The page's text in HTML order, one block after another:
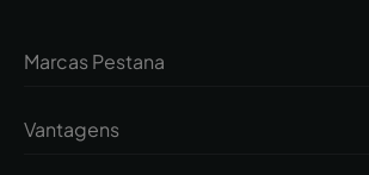
Marcas Pestana
Vantagens